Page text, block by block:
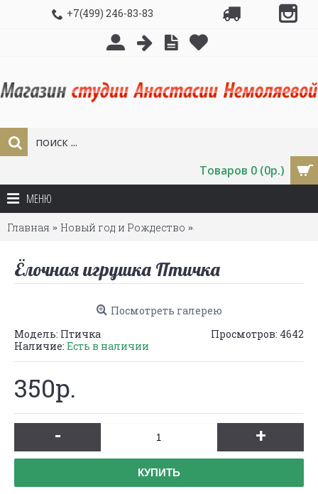
+7(499) 246-83-83
Товаров 0 (0р.)
МЕНЮ
Главная Новый год и Рождество
Ёлочная игрушка Птичка
Посмотреть галерею
Просмотров: 4642
Модель: Птичка
Наличие: Есть в наличии
350р.
- +
КУПИТЬ